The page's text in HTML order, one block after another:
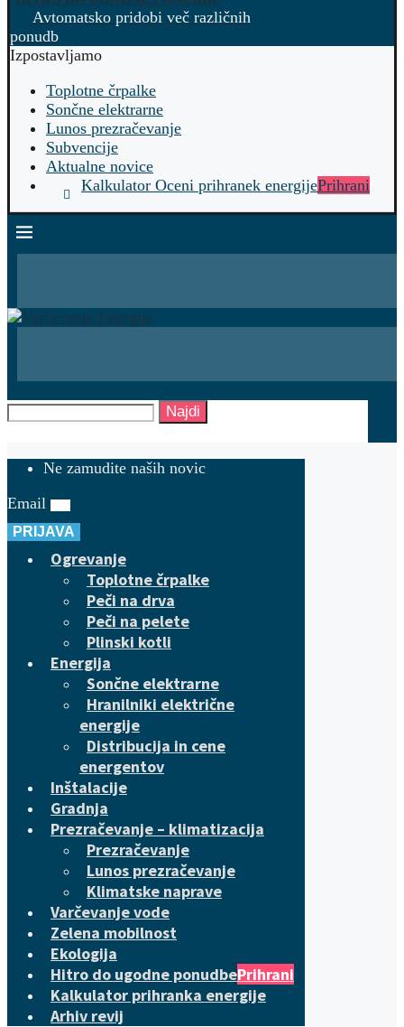
Avtomatsko pridobi več različnih
ponudb
Izpostavljamo
Toplotne črpalke
Sončne elektrarne
Lunos prezračevanje
Subvencije
Aktualne novice
Kalkulator Oceni prihranek energijePrihrani
Najdi
Ne zamudite naših novic
Email
PRIJAVA
Ogrevanje
Toplotne črpalke
Peči na drva
Peči na pelete
Plinski kotli
Energija
Sončne elektrarne
Hranilniki električne
energije
Distribucija in cene
energentov
Inštalacije
Gradnja
Prezračevanje – klimatizacija
Prezračevanje
Lunos prezračevanje
Klimatske naprave
Varčevanje vode
Zelena mobilnost
Ekologija
Hitro do ugodne ponudbePrihrani
Kalkulator prihranka energije
Arhiv revij